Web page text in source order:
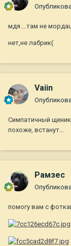
мдя....там не
нет,не лабрик(
Vaiin
Симпатичный
похоже, встанут...
Рамзес
помогу вам с